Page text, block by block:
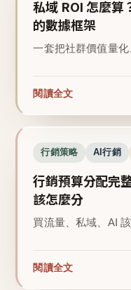
私域 ROI 怎麼算
的數據框架
一套把社群價值量化
閱讀全文
行銷策略 AI行銷
行銷預算分配完
該怎麼分
買流量、私域、AI
閱讀全文